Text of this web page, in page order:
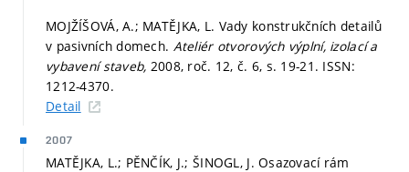
MOJŽÍŠOVÁ, A.; MATĚJKA, L. Vady konstrukčních detailů
v pasivních domech. Ateliér otvorových výplní, izolací a
vybavení staveb, 2008, roč. 12, č. 6, s. 19-21. ISSN:
1212-4370.
Detail
2007
MATĚJKA, L.; PĚNČÍK, J.; ŠINOGL, J. Osazovací rám